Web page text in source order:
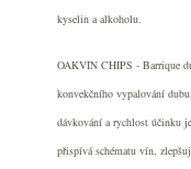
kyselin a alkoholu.
OAKVIN CHIPS - Barrique
konvekčního vypalování
dávkování a rychlost účinku
přispívá schématu vín,